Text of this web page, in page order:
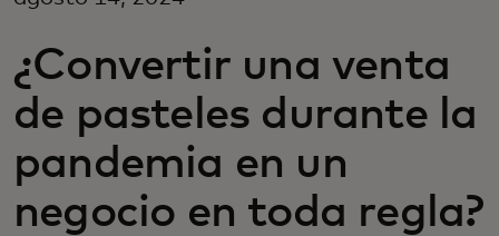
Para innovadores
Noticias y tendencias
¿Convertir una venta
de pasteles durante la
pandemia en un
negocio en toda regla?